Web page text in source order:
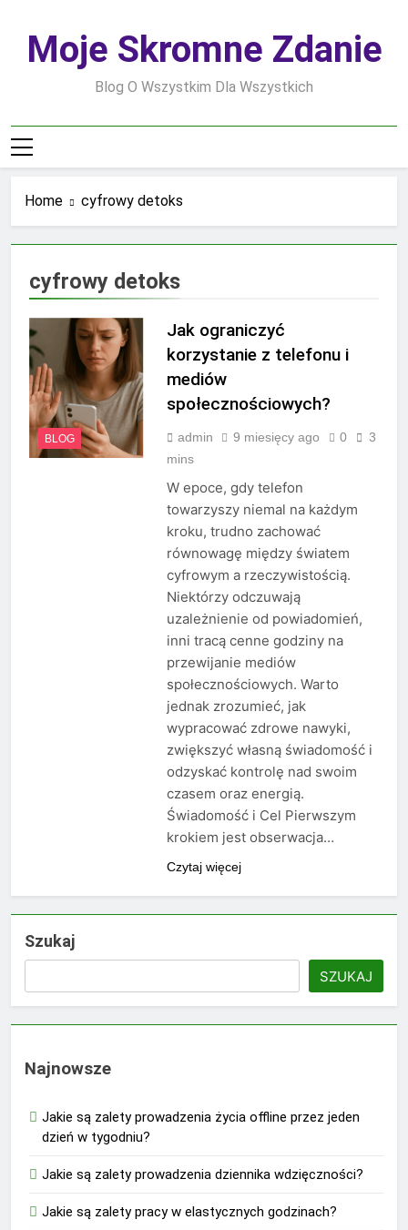
contentMoje Skromne Zdanie
Blog O Wszystkim Dla Wszystkich
Home cyfrowy detoks
cyfrowy detoks
BLOG
Jak ograniczyć
korzystanie z telefonu i
mediów
społecznościowych?
admin 9 miesięcy ago 0
3
mins
W epoce, gdy telefon
towarzyszy niemal na każdym
kroku, trudno zachować
równowagę między światem
cyfrowym a rzeczywistością.
Niektórzy odczuwają
uzależnienie od powiadomień,
inni tracą cenne godziny na
przewijanie mediów
społecznościowych. Warto
jednak zrozumieć, jak
wypracować zdrowe nawyki,
zwiększyć własną świadomość i
odzyskać kontrolę nad swoim
czasem oraz energią.
Świadomość i Cel Pierwszym
krokiem jest obserwacja…
Czytaj więcej
Szukaj
SZUKAJ
Najnowsze
Jakie są zalety prowadzenia życia offline przez jeden
dzień w tygodniu?
Jakie są zalety prowadzenia dziennika wdzięczności?
Jakie są zalety pracy w elastycznych godzinach?